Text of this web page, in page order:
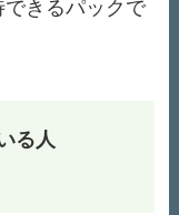
きるパックで
る人